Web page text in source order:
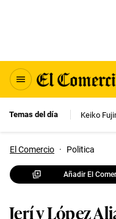
Temas del día Keiko
El Comercio · Politica
Añadir El
Jerí y López